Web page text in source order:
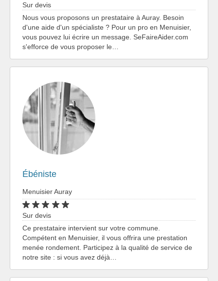
Sur devis
Nous vous proposons un prestataire à Auray. Besoin
d'une aide d'un spécialiste ? Pour un pro en Menuisier,
vous pouvez lui écrire un message. SeFaireAider.com
s'efforce de vous proposer le…
Ébéniste
Menuisier Auray
Sur devis
Ce prestataire intervient sur votre commune.
Compétent en Menuisier, il vous offrira une prestation
menée rondement. Participez à la qualité de service de
notre site : si vous avez déjà…